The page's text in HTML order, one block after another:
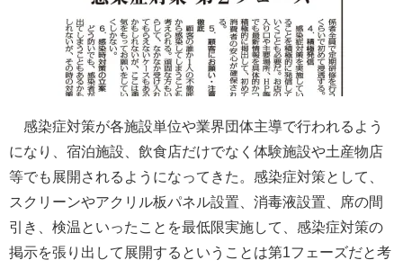
感染症対策が各施設単位や業界団体主導で行われるよう
になり、宿泊施設、飲食店だけでなく体験施設や土産物店
等でも展開されるようになってきた。感染症対策として、
スクリーンやアクリル板パネル設置、消毒液設置、席の間
引き、検温といったことを最低限実施して、感染症対策の
掲示を張り出して展開するということは第1フェーズだと考